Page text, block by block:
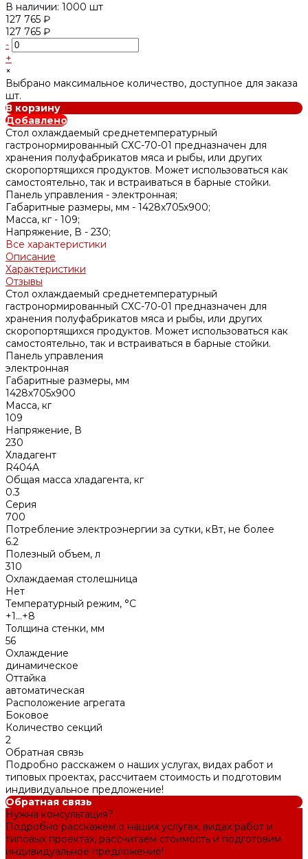
В наличии: 1000 шт
127 765 ₽
127 765 ₽
-
+
×
Выбрано максимальное количество, доступное для заказа
шт.
В корзину
Добавлено
Стол охлаждаемый среднетемпературный
гастронормированный СХС-70-01 предназначен для
хранения полуфабрикатов мяса и рыбы, или других
скоропортящихся продуктов. Может использоваться как
самостоятельно, так и встраиваться в барные стойки.
Панель управления - электронная;
Габаритные размеры, мм - 1428х705х900;
Масса, кг - 109;
Напряжение, В - 230;
Все характеристики
Описание
Характеристики
Отзывы
Стол охлаждаемый среднетемпературный
гастронормированный СХС-70-01 предназначен для
хранения полуфабрикатов мяса и рыбы, или других
скоропортящихся продуктов. Может использоваться как
самостоятельно, так и встраиваться в барные стойки.
Панель управления
электронная
Габаритные размеры, мм
1428х705х900
Масса, кг
109
Напряжение, В
230
Хладагент
R404A
Общая масса хладагента, кг
0.3
Серия
700
Потребление электроэнергии за сутки, кВт, не более
6.2
Полезный объем, л
310
Охлаждаемая столешница
Нет
Температурный режим, °C
+1...+8
Толщина стенки, мм
56
Охлаждение
динамическое
Оттайка
автоматическая
Расположение агрегата
Боковое
Количество секций
2
Обратная связь
Подробно расскажем о наших услугах, видах работ и
типовых проектах, рассчитаем стоимость и подготовим
индивидуальное предложение!
Обратная связь
Нужна консультация?
Подробно расскажем о наших услугах, видах работ и
типовых проектах, рассчитаем стоимость и подготовим
индивидуальное предложение!